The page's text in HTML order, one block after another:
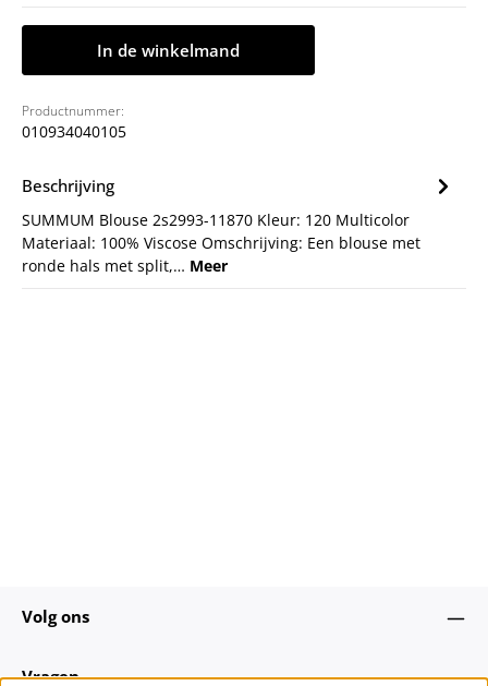
In de winkelmand
Productnummer:
010934040105
Beschrijving
SUMMUM Blouse 2s2993-11870 Kleur: 120 Multicolor
Materiaal: 100% Viscose Omschrijving: Een blouse met
ronde hals met split,… Meer
Volg ons
Vragen